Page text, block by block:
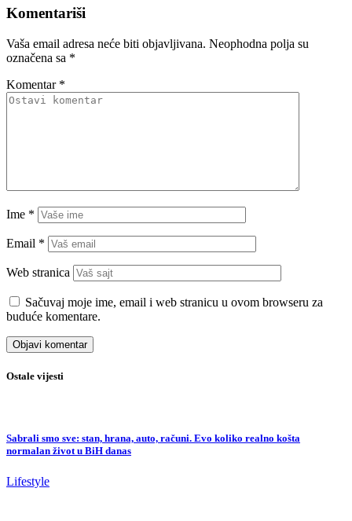
Komentariši
Vaša email adresa neće biti objavljivana. Neophodna polja su
označena sa *
Komentar *
Ime *
Email *
Web stranica
Sačuvaj moje ime, email i web stranicu u ovom browseru za
buduće komentare.
Ostale vijesti
Sabrali smo sve: stan, hrana, auto, računi. Evo koliko realno košta
normalan život u BiH danas
Lifestyle